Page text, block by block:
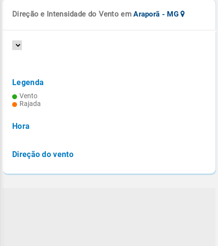
Direção e Intensidade do Vento emAraporã - MG
Legenda
Vento
Rajada
Hora
Direção do vento